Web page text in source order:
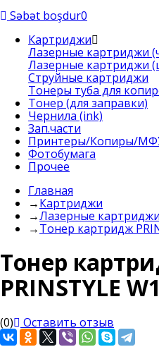
Səbət boşdur0
Картриджи
Лазерные картриджи
Лазерные картриджи
Струйные картриджи
Тонеры туба для
Тонер (для заправки)
Чернила (ink)
Зап.части
Принтеры/Копиры/
Фотобумага
Прочее
Главная
→Картриджи
→Лазерные
→Тонер картридж
Тонер
PRINSTYLE
(0) Оставить отзыв